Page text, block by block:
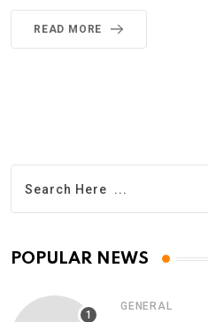
READ MORE
POPULAR NEWS
GENERAL